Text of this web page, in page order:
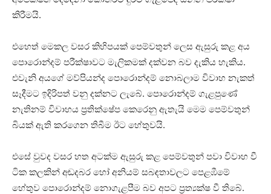
කිරීමයි.
එහෙත් මෙකල වසර කිහිපයක්‌ පෙම්වතුන් ලෙස ඇසුරු කළ අය
පොරොන්දම් පරීක්‌ෂාවට මැලිකමක්‌ දක්‌වන බව දැකිය හැකිය.
එවැනි අයගේ මව්පියන්ද පොරොන්දම් නොබලාම විවාහ නැකත්
සෑදීමට ඉදිරිපත් වනු දක්‌නට ලැබේ. පොරොන්දම් ගැළපුණේ
නැතිනම් විවාහය ප්‍රතික්‌ෂේප කෙරෙනු ඇතැයි මෙම පෙම්වතුන්
බියක්‌ ඇති කරගෙන තිබීම ඊට හේතුවයි.
එසේ වුවද වසර හත අටක්‌ම ඇසුරු කළ පෙම්වතුන් පවා විවාහ වී
ටික කලකින් අඬදබර හෝ අනියම් සබඳතාවලට පෙළඹීමේ
හේතුව පොරොන්දම් නොගැළපීම බව අපට ප්‍රත්‍යක්‌ෂ වී තිබේ.